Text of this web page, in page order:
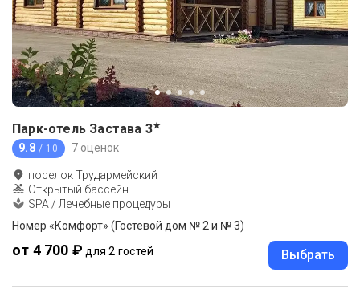
Парк-отель Застава 3★
9.8 / 10 7 оценок
поселок Трудармейский
Открытый бассейн
SPA / Лечебные процедуры
Номер «Комфорт» (Гостевой дом № 2 и № 3)
от 4 700 ₽ для 2 гостей Выбрать